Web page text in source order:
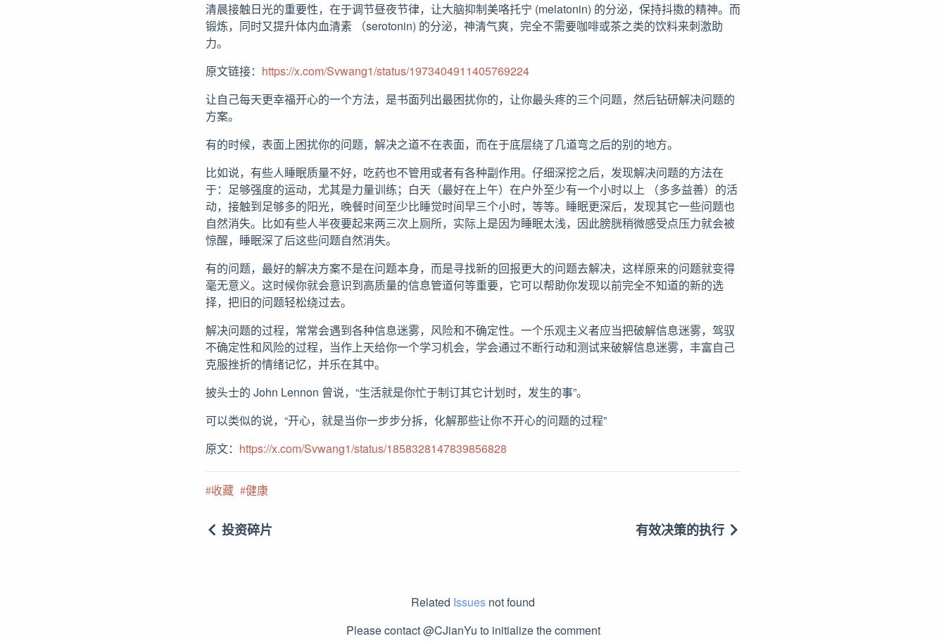
清晨接触日光的重要性，在于调节昼夜节律，让大脑抑制美咯托宁 (melatonin) 的分泌，保持抖擞的精神。而
锻炼，同时又提升体内血清素 （serotonin) 的分泌，神清气爽，完全不需要咖啡或茶之类的饮料来刺激助
力。
原文链接： https://x.com/Svwang1/status/1973404911405769224
让自己每天更幸福开心的一个方法，是书面列出最困扰你的，让你最头疼的三个问题，然后钻研解决问题的
方案。
有的时候，表面上困扰你的问题，解决之道不在表面，而在于底层绕了几道弯之后的别的地方。
比如说，有些人睡眠质量不好，吃药也不管用或者有各种副作用。仔细深挖之后，发现解决问题的方法在
于：足够强度的运动，尤其是力量训练；白天（最好在上午）在户外至少有一个小时以上 （多多益善）的活
动，接触到足够多的阳光，晚餐时间至少比睡觉时间早三个小时，等等。睡眠更深后，发现其它一些问题也
自然消失。比如有些人半夜要起来两三次上厕所，实际上是因为睡眠太浅，因此膀胱稍微感受点压力就会被
惊醒，睡眠深了后这些问题自然消失。
有的问题，最好的解决方案不是在问题本身，而是寻找新的回报更大的问题去解决，这样原来的问题就变得
毫无意义。这时候你就会意识到高质量的信息管道何等重要，它可以帮助你发现以前完全不知道的新的选
择，把旧的问题轻松绕过去。
解决问题的过程，常常会遇到各种信息迷雾，风险和不确定性。一个乐观主义者应当把破解信息迷雾，驾驭
不确定性和风险的过程，当作上天给你一个学习机会，学会通过不断行动和测试来破解信息迷雾，丰富自己
克服挫折的情绪记忆，并乐在其中。
披头士的 John Lennon 曾说，“生活就是你忙于制订其它计划时，发生的事”。
可以类似的说，“开心，就是当你一步步分拆，化解那些让你不开心的问题的过程”
原文： https://x.com/Svwang1/status/1858328147839856828
收藏 健康
投资碎片 有效决策的执行
Related Issues not found
Please contact @CJianYu to initialize the comment